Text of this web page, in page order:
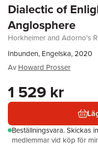
Dialectic of
Anglosphere
Horkheimer and Adorno's
Inbunden, Engelska, 2020
Av Howard Prosser
1 529 kr
Beställningsvara.Skickas
medlemmar vid köp för